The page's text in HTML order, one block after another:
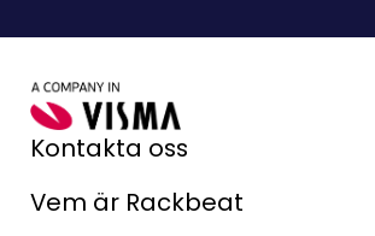
Kontakta oss
Vem är Rackbeat